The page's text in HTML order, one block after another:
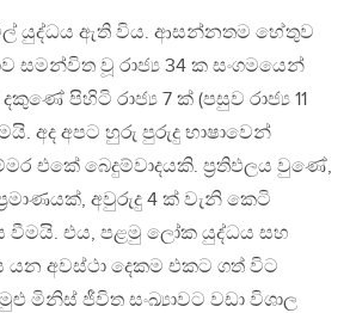
යුද්ධය ඇති විය. ආසන්නතම හේතුව
සමන්විත වූ රාජ්‍ය 34 ක සංගමයෙන්
පිහිටි රාජ්‍ය 7 ක් (පසුව රාජ්‍ය 11
අද අපට හුරු පුරුදු භාෂාවෙන්
එකේ බෙදුම්වාදයකි. ප‍්‍රතිඵලය වුණේ,
අවුරුදු 4 ක් වැනි කෙටි
වීමයි. එය, පළමු ලෝක යුද්ධය සහ
යන අවස්ථා දෙකම එකට ගත් විට
මිනිස් ජීවිත සංඛ්‍යාවට වඩා විශාල